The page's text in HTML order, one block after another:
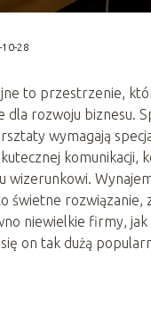
28
to przestrzenie,
dla rozwoju biznesu.
wymagają
komunikacji,
wizerunkowi.
świetne rozwiązanie,
niewielkie firmy,
on tak dużą